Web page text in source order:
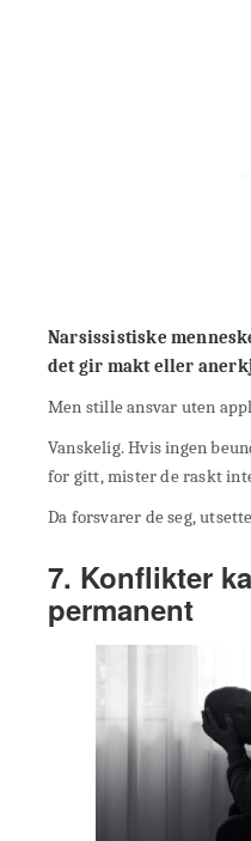
Narsissistiske
det gir makt eller
Men stille ansvar uten
Vanskelig. Hvis ingen
for gitt, mister de raskt
Da forsvarer de seg,
7. Konflikter
permanent